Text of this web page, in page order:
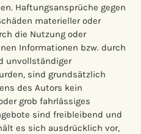
Haftungsansprüche gegen
materieller oder
die Nutzung oder
Informationen bzw. durch
unvollständiger
sind grundsätzlich
des Autors kein
grob fahrlässiges
sind freibleibend und
es sich ausdrücklich vor,